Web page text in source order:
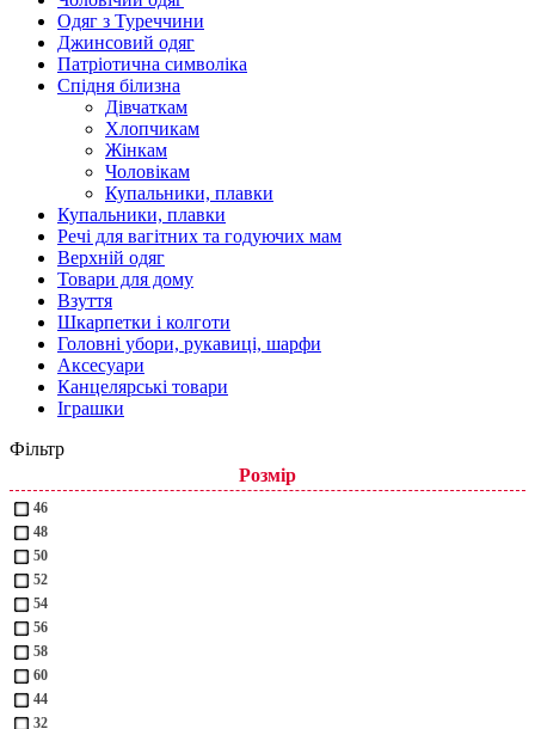
Одяг з Туреччини
Джинсовий одяг
Патріотична символіка
Спідня білизна
Дівчаткам
Хлопчикам
Жінкам
Чоловікам
Купальники, плавки
Купальники, плавки
Речі для вагітних та годуючих мам
Верхній одяг
Товари для дому
Взуття
Шкарпетки і колготи
Головні убори, рукавиці, шарфи
Аксесуари
Канцелярські товари
Іграшки
Фільтр
Розмір
46
48
50
52
54
56
58
60
44
32